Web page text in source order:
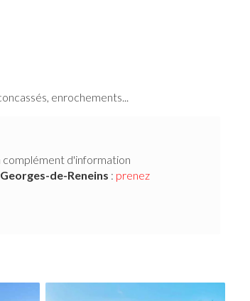
enrochements...
complément d'information
de-Reneins : prenez